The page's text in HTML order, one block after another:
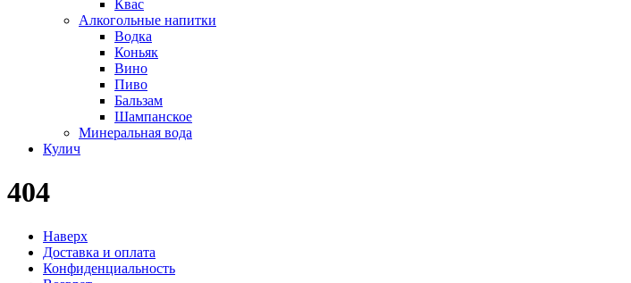
Квас
Алкогольные напитки
Водка
Коньяк
Вино
Пиво
Бальзам
Шампанское
Минеральная вода
Кулич
404
Наверх
Доставка и оплата
Конфиденциальность